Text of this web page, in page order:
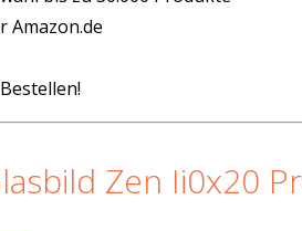
Amazon.de
Zen Ii0x20